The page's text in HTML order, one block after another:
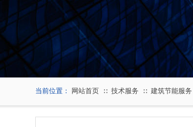
当前位置： 网站首页 ∷ 技术服务 ∷ 建筑节能服务